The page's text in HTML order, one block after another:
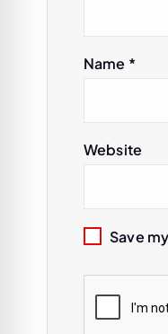
Name *
Website
Save